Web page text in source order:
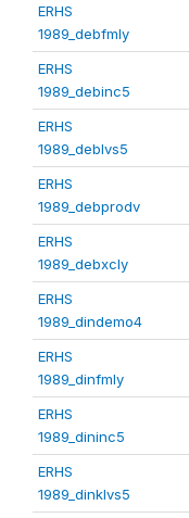
ERHS
1989_debfmly
ERHS
1989_debinc5
ERHS
1989_deblvs5
ERHS
1989_debprodv
ERHS
1989_debxcly
ERHS
1989_dindemo4
ERHS
1989_dinfmly
ERHS
1989_dininc5
ERHS
1989_dinklvs5